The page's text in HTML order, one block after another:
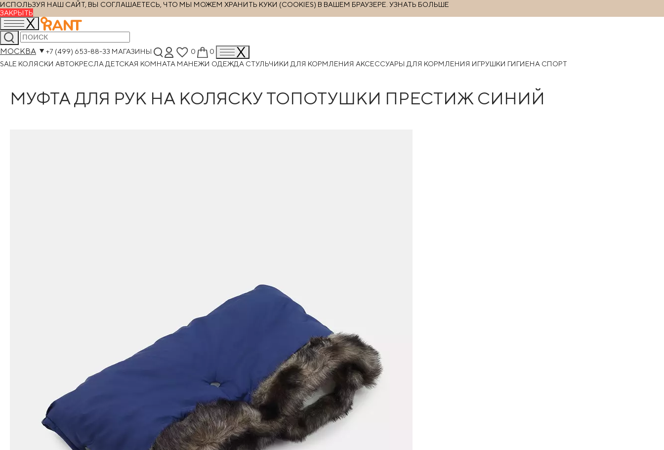
ИСПОЛЬЗУЯ НАШ САЙТ, ВЫ СОГЛАШАЕТЕСЬ, ЧТО МЫ МОЖЕМ ХРАНИТЬ КУКИ (COOKIES) В ВАШЕМ БРАУЗЕРЕ. УЗНАТЬ БОЛЬШЕ
ЗАКРЫТЬ
МОСКВА +7 (499) 653-88-33 МАГАЗИНЫ 0
0
SALE КОЛЯСКИ АВТОКРЕСЛА ДЕТСКАЯ КОМНАТА МАНЕЖИ ОДЕЖДА СТУЛЬЧИКИ ДЛЯ КОРМЛЕНИЯ АКСЕССУАРЫ ДЛЯ КОРМЛЕНИЯ ИГРУШКИ ГИГИЕНА СПОРТ
МУФТА ДЛЯ РУК НА КОЛЯСКУ ТОПОТУШКИ ПРЕСТИЖ СИНИЙ